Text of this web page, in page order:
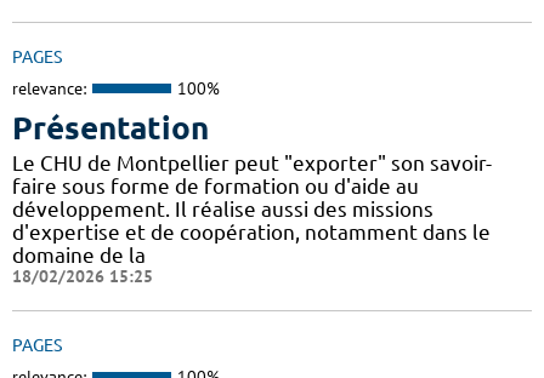
PAGES
relevance: 100%
Présentation
Le CHU de Montpellier peut "exporter" son savoir-
faire sous forme de formation ou d'aide au
développement. Il réalise aussi des missions
d'expertise et de coopération, notamment dans le
domaine de la
18/02/2026 15:25
PAGES